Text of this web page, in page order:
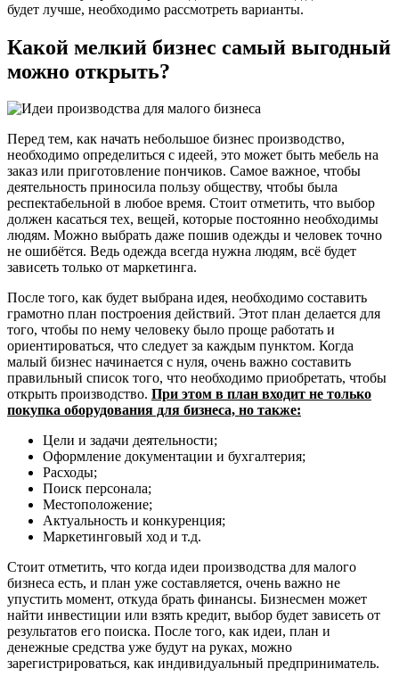
будет лучше, необходимо рассмотреть варианты.
Какой мелкий бизнес самый выгодный
можно открыть?
Перед тем, как начать небольшое бизнес производство,
необходимо определиться с идеей, это может быть мебель на
заказ или приготовление пончиков. Самое важное, чтобы
деятельность приносила пользу обществу, чтобы была
респектабельной в любое время. Стоит отметить, что выбор
должен касаться тех, вещей, которые постоянно необходимы
людям. Можно выбрать даже пошив одежды и человек точно
не ошибётся. Ведь одежда всегда нужна людям, всё будет
зависеть только от маркетинга.
После того, как будет выбрана идея, необходимо составить
грамотно план построения действий. Этот план делается для
того, чтобы по нему человеку было проще работать и
ориентироваться, что следует за каждым пунктом. Когда
малый бизнес начинается с нуля, очень важно составить
правильный список того, что необходимо приобретать, чтобы
открыть производство. При этом в план входит не только
покупка оборудования для бизнеса, но также:
Цели и задачи деятельности;
Оформление документации и бухгалтерия;
Расходы;
Поиск персонала;
Местоположение;
Актуальность и конкуренция;
Маркетинговый ход и т.д.
Стоит отметить, что когда идеи производства для малого
бизнеса есть, и план уже составляется, очень важно не
упустить момент, откуда брать финансы. Бизнесмен может
найти инвестиции или взять кредит, выбор будет зависеть от
результатов его поиска. После того, как идеи, план и
денежные средства уже будут на руках, можно
зарегистрироваться, как индивидуальный предприниматель.